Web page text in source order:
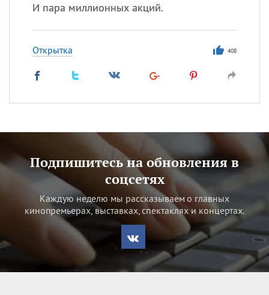
И пара миллионных акций.
Открытка 408
Подпишитесь на обновления в
соцсетях
Каждую неделю мы рассказываем о главных
кинопремьерах, выставках, спектаклях и концертах.